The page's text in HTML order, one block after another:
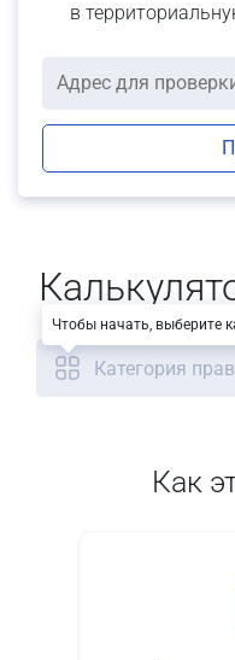
в
Категория
Как
Чтобы начать, выберите